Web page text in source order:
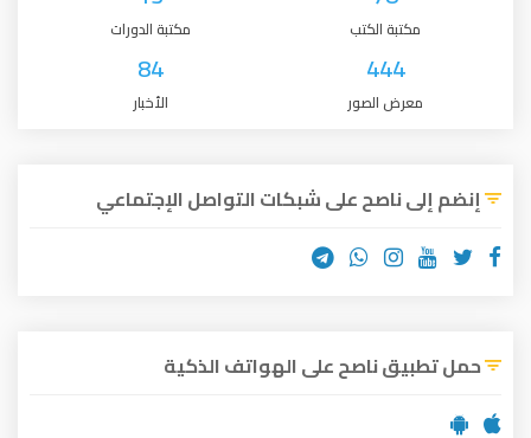
مكتبة الكتب مكتبة الدورات
444
معرض الصور
84
الأخبار
إنضم إلى ناصح على شبكات التواصل الإجتماعي
حمل تطبيق ناصح على الهواتف الذكية